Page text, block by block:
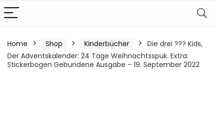
Home Shop Kinderbücher
Die drei ??? Kids,
Der Adventskalender: 24 Tage Weihnachtsspuk. Extra:
Stickerbogen Gebundene Ausgabe – 19. September 2022